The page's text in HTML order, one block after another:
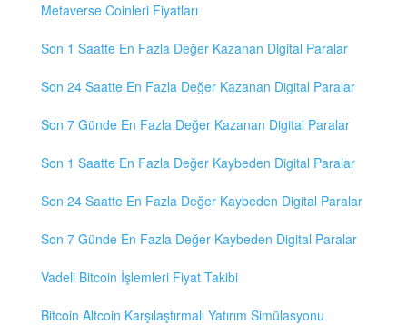
Metaverse Coinleri Fiyatları
Son 1 Saatte En Fazla Değer Kazanan Digital Paralar
Son 24 Saatte En Fazla Değer Kazanan Digital Paralar
Son 7 Günde En Fazla Değer Kazanan Digital Paralar
Son 1 Saatte En Fazla Değer Kaybeden Digital Paralar
Son 24 Saatte En Fazla Değer Kaybeden Digital Paralar
Son 7 Günde En Fazla Değer Kaybeden Digital Paralar
Vadeli Bitcoin İşlemleri Fiyat Takibi
Bitcoin Altcoin Karşılaştırmalı Yatırım Simülasyonu